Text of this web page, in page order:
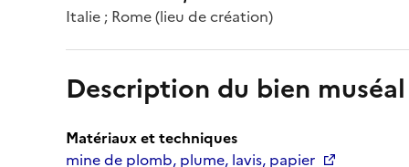
Italie ; Rome (lieu de création)
Description du bien muséal
Matériaux et techniques
mine de plomb, plume, lavis, papier